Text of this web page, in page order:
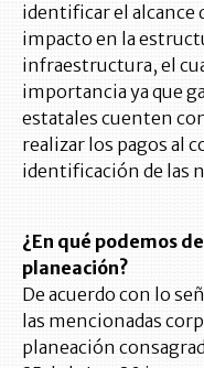
identificar el alcance
impacto en la
infraestructura, el
importancia ya que
estatales cuenten
realizar los pagos al
identificación de las
¿En qué podemos
planeación?
De acuerdo con lo
las mencionadas
planeación